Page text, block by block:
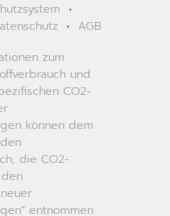
•
• AGB
zum
und
CO2-
können dem
die CO2-
entnommen